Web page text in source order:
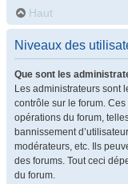
Haut
Niveaux des
Que sont les
Les administrateurs sont
contrôle sur le forum.
opérations du forum,
bannissement
modérateurs, etc. Ils
des forums. Tout ceci
du forum.